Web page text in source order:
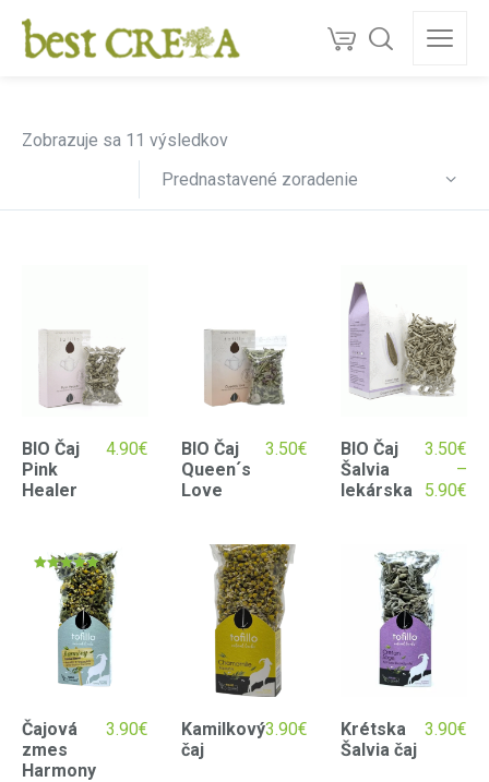
Zobrazuje sa 11 výsledkov
Prednastavené zoradenie
BIO Čaj
Pink
Healer
4.90€
BIO Čaj
Queen´s
Love
3.50€
BIO Čaj
Šalvia
lekárska
3.50€
–
5.90€
Hodnotenie
Čajová
zmes
Harmony
3.90€
Kamilkový
čaj
3.90€
Krétska
Šalvia čaj
3.90€